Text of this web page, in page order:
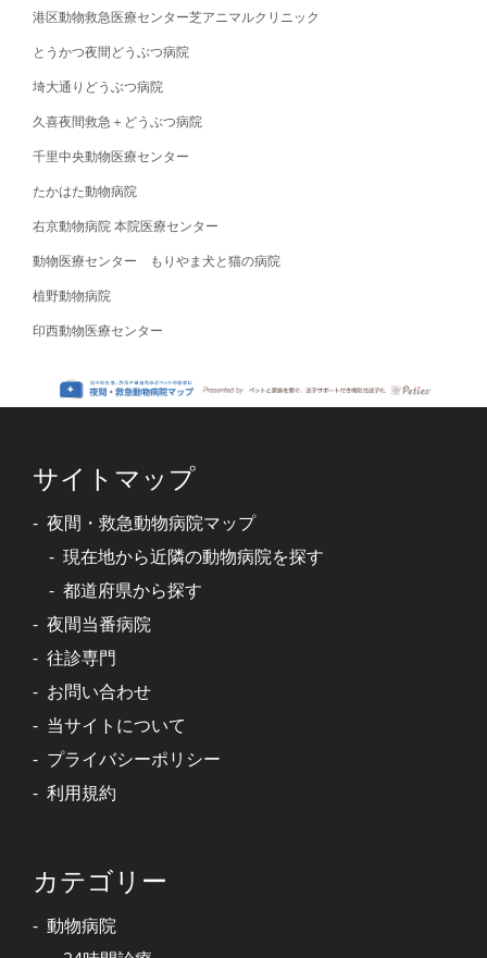
港区動物救急医療センター芝アニマルクリニック
とうかつ夜間どうぶつ病院
埼大通りどうぶつ病院
久喜夜間救急＋どうぶつ病院
千里中央動物医療センター
たかはた動物病院
右京動物病院 本院医療センター
動物医療センター もりやま犬と猫の病院
植野動物病院
印西動物医療センター
サイトマップ
夜間・救急動物病院マップ
現在地から近隣の動物病院を探す
都道府県から探す
夜間当番病院
往診専門
お問い合わせ
当サイトについて
プライバシーポリシー
利用規約
カテゴリー
動物病院